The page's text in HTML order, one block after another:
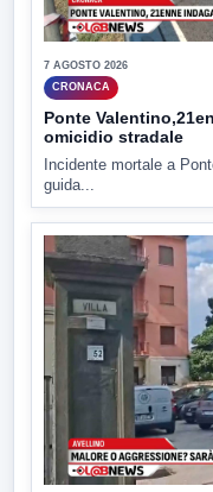
7 AGOSTO 2026
CRONACA
Ponte
omicidio stradale
Incidente mortale a
guida...